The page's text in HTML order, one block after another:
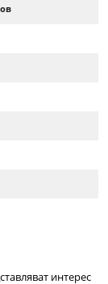
интерес